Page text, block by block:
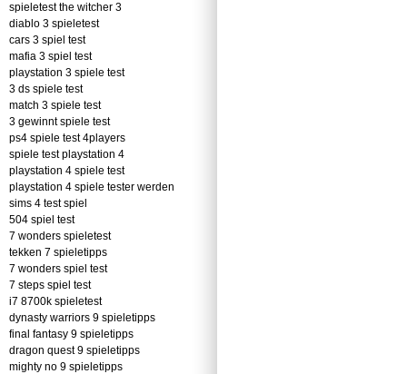
spieletest the witcher 3
diablo 3 spieletest
cars 3 spiel test
mafia 3 spiel test
playstation 3 spiele test
3 ds spiele test
match 3 spiele test
3 gewinnt spiele test
ps4 spiele test 4players
spiele test playstation 4
playstation 4 spiele test
playstation 4 spiele tester werden
sims 4 test spiel
504 spiel test
7 wonders spieletest
tekken 7 spieletipps
7 wonders spiel test
7 steps spiel test
i7 8700k spieletest
dynasty warriors 9 spieletipps
final fantasy 9 spieletipps
dragon quest 9 spieletipps
mighty no 9 spieletipps